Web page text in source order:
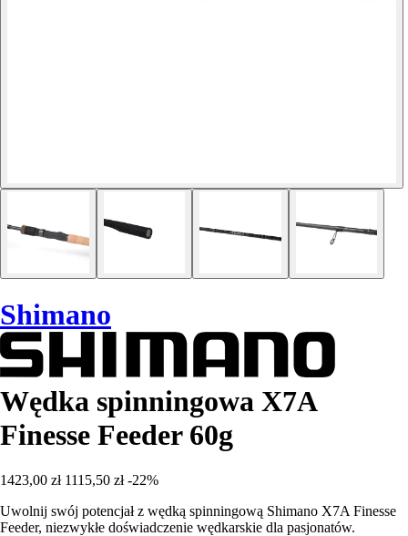
Shimano
Wędka spinningowa X7A
Finesse Feeder 60g
1423,00 zł 1115,50 zł -22%
Uwolnij swój potencjał z wędką spinningową Shimano X7A Finesse
Feeder, niezwykłe doświadczenie wędkarskie dla pasjonatów.